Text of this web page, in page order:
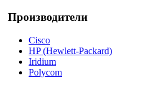
Производители
Cisco
HP (Hewlett-Packard)
Iridium
Polycom